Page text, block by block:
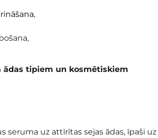
,
ādas tipiem un kosmētiskiem
seruma uz attīrītas sejas ādas, īpaši uz